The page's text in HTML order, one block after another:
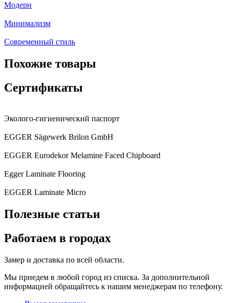
Модерн
Минимализм
Современный стиль
Похожие товары
Сертификаты
Эколого-гигиенический паспорт
EGGER Sägewerk Brilon GmbH
EGGER Eurodekor Melamine Faced Chipboard
Egger Laminate Flooring
EGGER Laminate Micro
Полезные статьи
Работаем в городах
Замер и доставка по всей области.
Мы приедем в любой город из списка. За дополнительной
информацией обращайтесь к нашим менеджерам по телефону.